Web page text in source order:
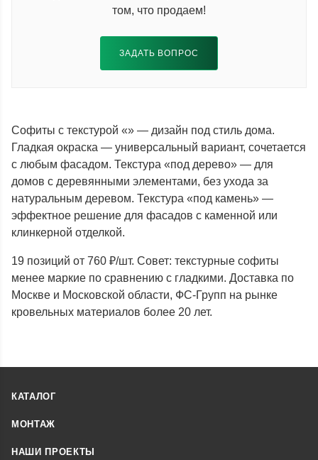
том, что продаем!
ЗАДАТЬ ВОПРОС
Софиты с текстурой «» — дизайн под стиль дома.
Гладкая окраска — универсальный вариант, сочетается
с любым фасадом. Текстура «под дерево» — для
домов с деревянными элементами, без ухода за
натуральным деревом. Текстура «под камень» —
эффектное решение для фасадов с каменной или
клинкерной отделкой.
19 позиций от 760 ₽/шт. Совет: текстурные софиты
менее маркие по сравнению с гладкими. Доставка по
Москве и Московской области, ФС-Групп на рынке
кровельных материалов более 20 лет.
КАТАЛОГ
МОНТАЖ
НАШИ ПРОЕКТЫ